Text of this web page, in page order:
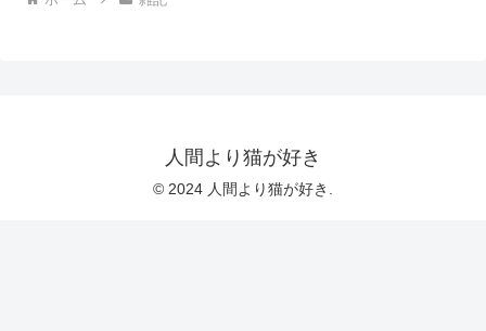
人間より猫が好き
© 2024 人間より猫が好き.